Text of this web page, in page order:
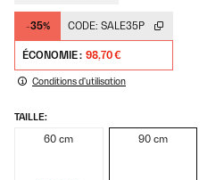
-35% CODE: SALE35P
ÉCONOMIE : 98,70 €
Conditions d'utilisation
TAILLE:
60 cm 90 cm